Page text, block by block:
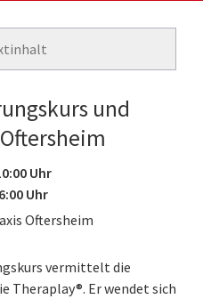
und
Uhr
Uhr
Oftersheim
vermittelt die
Theraplay®. Er wendet sich